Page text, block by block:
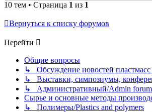
10 тем • Страница 1 из 1
Вернуться к списку форумов
Перейти
Общие вопросы
↳ Обсуждение новостей пластмасс
↳ Выставки, симпозиумы,
↳ Административный/Admin forum
Сырье и основные методы
↳ Полимеры/Plastics and polymers